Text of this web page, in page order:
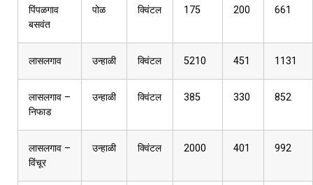
पिंपळगाव
बसवंत
पोळ क्विंटल 175 200 661
लासलगाव उन्हाळी क्विंटल 5210 451 1131
लासलगाव –
निफाड
उन्हाळी क्विंटल 385 330 852
लासलगाव –
विंचूर
उन्हाळी क्विंटल 2000 401 992